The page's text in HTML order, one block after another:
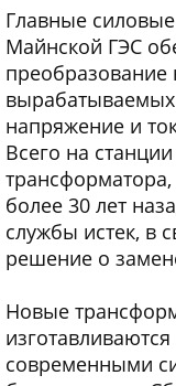
Главные
Майнской ГЭС
преобразование
напряжение и
Всего на
более 30 лет
службы истек, в
решение о
Новые
современными